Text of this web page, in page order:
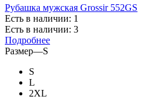
Рубашка мужская Grossir 552GS
Есть в наличии: 1
Есть в наличии: 3
Подробнее
Размер—S
S
L
2XL